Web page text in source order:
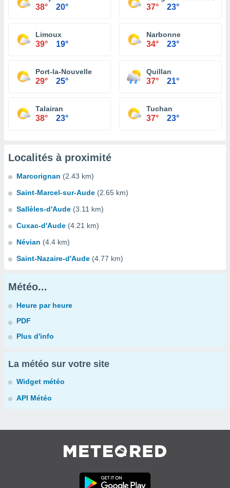
38° 20° 37° 23°
Limoux
39° 19°
Narbonne
34° 23°
Port-la-Nouvelle
29° 25°
Quillan
37° 21°
Talairan
38° 23°
Tuchan
37° 23°
Localités à proximité
Marcorignan (2.43 km)
Saint-Marcel-sur-Aude (2.65 km)
Sallèles-d'Aude (3.11 km)
Cuxac-d'Aude (4.21 km)
Névian (4.4 km)
Saint-Nazaire-d'Aude (4.77 km)
Météo...
Heure par heure
PDF
Plus d'info
La météo sur votre site
Widget météo
API Météo